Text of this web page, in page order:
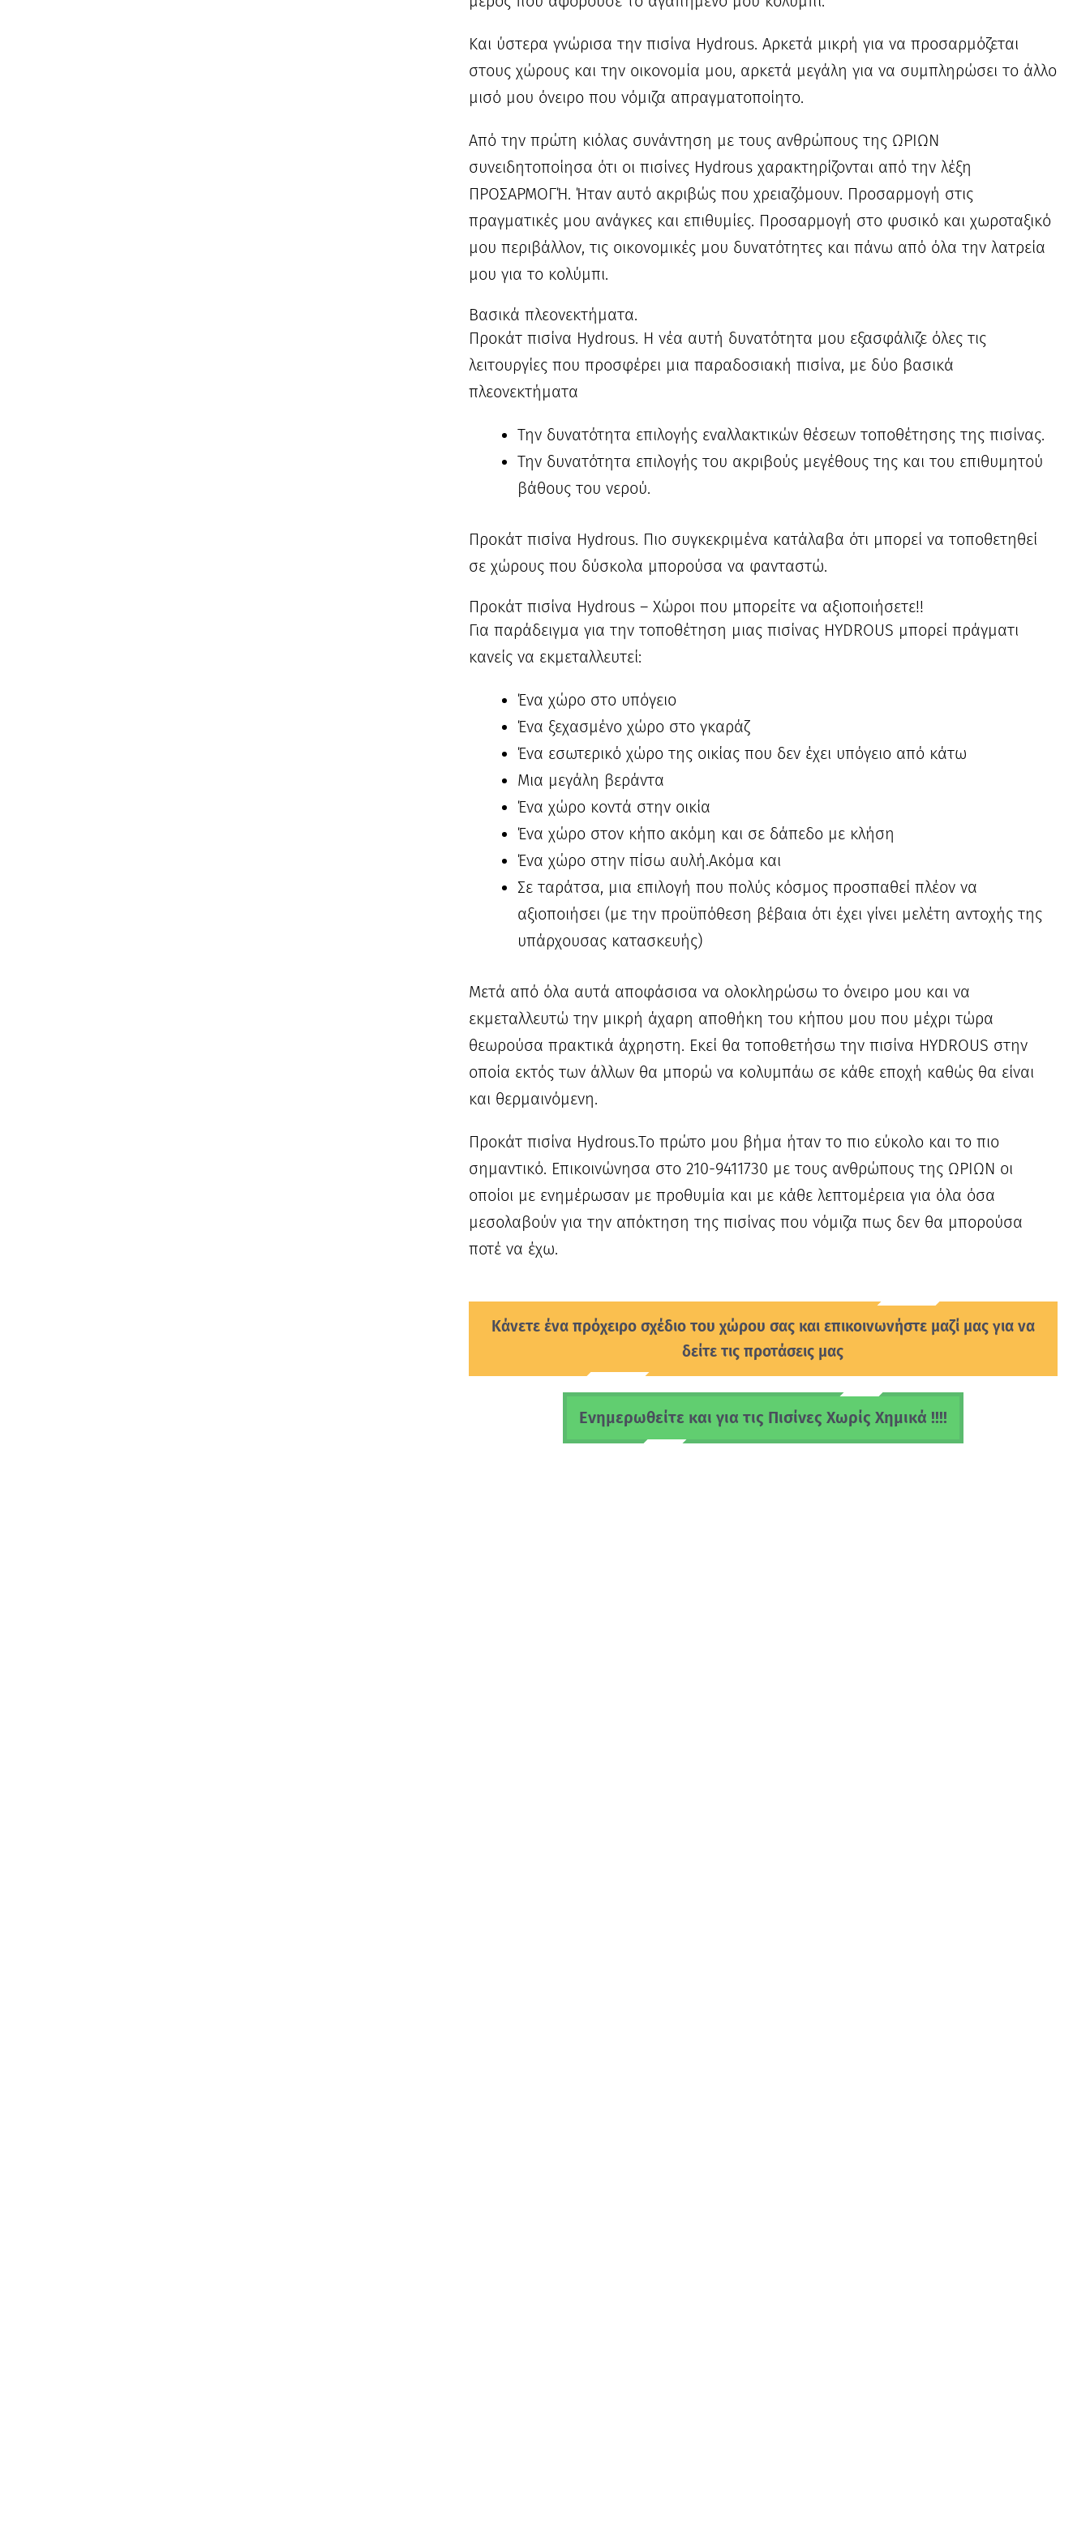
Και ύστερα γνώρισα την πισίνα Hydrous. Αρκετά μικρή για να προσαρμόζεται
στους χώρους και την οικονομία μου, αρκετά μεγάλη για να συμπληρώσει το άλλο
μισό μου όνειρο που νόμιζα απραγματοποίητο.
Από την πρώτη κιόλας συνάντηση με τους ανθρώπους της ΩΡΙΩΝ
συνειδητοποίησα ότι οι πισίνες Hydrous χαρακτηρίζονται από την λέξη
ΠΡΟΣΑΡΜΟΓΉ. Ήταν αυτό ακριβώς που χρειαζόμουν. Προσαρμογή στις
πραγματικές μου ανάγκες και επιθυμίες. Προσαρμογή στο φυσικό και χωροταξικό
μου περιβάλλον, τις οικονομικές μου δυνατότητες και πάνω από όλα την λατρεία
μου για το κολύμπι.
Βασικά πλεονεκτήματα.
Προκάτ πισίνα Hydrous. Η νέα αυτή δυνατότητα μου εξασφάλιζε όλες τις
λειτουργίες που προσφέρει μια παραδοσιακή πισίνα, με δύο βασικά
πλεονεκτήματα
Την δυνατότητα επιλογής εναλλακτικών θέσεων τοποθέτησης της πισίνας.
Την δυνατότητα επιλογής του ακριβούς μεγέθους της και του επιθυμητού
βάθους του νερού.
Προκάτ πισίνα Hydrous. Πιο συγκεκριμένα κατάλαβα ότι μπορεί να τοποθετηθεί
σε χώρους που δύσκολα μπορούσα να φανταστώ.
Προκάτ πισίνα Hydrous – Χώροι που μπορείτε να αξιοποιήσετε!!
Για παράδειγμα για την τοποθέτηση μιας πισίνας HYDROUS μπορεί πράγματι
κανείς να εκμεταλλευτεί:
Ένα χώρο στο υπόγειο
Ένα ξεχασμένο χώρο στο γκαράζ
Ένα εσωτερικό χώρο της οικίας που δεν έχει υπόγειο από κάτω
Μια μεγάλη βεράντα
Ένα χώρο κοντά στην οικία
Ένα χώρο στον κήπο ακόμη και σε δάπεδο με κλήση
Ένα χώρο στην πίσω αυλή.Ακόμα και
Σε ταράτσα, μια επιλογή που πολύς κόσμος προσπαθεί πλέον να
αξιοποιήσει (με την προϋπόθεση βέβαια ότι έχει γίνει μελέτη αντοχής της
υπάρχουσας κατασκευής)
Μετά από όλα αυτά αποφάσισα να ολοκληρώσω το όνειρο μου και να
εκμεταλλευτώ την μικρή άχαρη αποθήκη του κήπου μου που μέχρι τώρα
θεωρούσα πρακτικά άχρηστη. Εκεί θα τοποθετήσω την πισίνα HYDROUS στην
οποία εκτός των άλλων θα μπορώ να κολυμπάω σε κάθε εποχή καθώς θα είναι
και θερμαινόμενη.
Προκάτ πισίνα Hydrous.Το πρώτο μου βήμα ήταν το πιο εύκολο και το πιο
σημαντικό. Επικοινώνησα στο 210-9411730 με τους ανθρώπους της ΩΡΙΩΝ οι
οποίοι με ενημέρωσαν με προθυμία και με κάθε λεπτομέρεια για όλα όσα
μεσολαβούν για την απόκτηση της πισίνας που νόμιζα πως δεν θα μπορούσα
ποτέ να έχω.
Κάνετε ένα πρόχειρο σχέδιο του χώρου σας και επικοινωνήστε μαζί μας για να
δείτε τις προτάσεις μας
Ενημερωθείτε και για τις Πισίνες Χωρίς Χημικά !!!!